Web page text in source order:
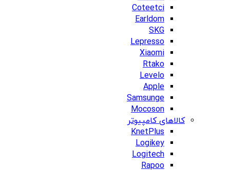
Coteetci
Earldom
SKG
Lepresso
Xiaomi
Rtako
Levelo
Apple
Samsunge
Mocoson
کالاهای کامپیوتر
KnetPlus
Logikey
Logitech
Rapoo